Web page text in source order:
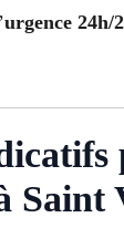
urgence 24h/
Saint